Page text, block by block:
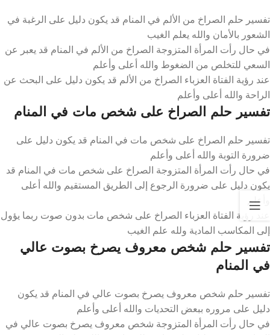
تفسير حلم الصراخ من الألم في المنام قد يكون دليل على الرغبة في
الشعور بالأمان والله يعلم الغيب
في حال رأت المرأة المتزوجة الصراخ من الألم في المنام قد يعبر عن
السعي للتخلص من الضغوط والله أعلى وأعلم
عند رؤية الفتاة العزباء الصراخ من الألم قد يكون دليل على البحث عن
الراحة والله أعلى وأعلم
تفسير حلم الصراخ على شخص مات في المنام
تفسير حلم الصراخ على شخص مات في المنام قد يكون دليل على
ضرورة التوبة والله أعلى وأعلم
في حال رأت المرأة المتزوجة الصراخ على شخص مات في المنام قد
يكون دليل على ضرورة الرجوع إلى الطريق المستقيم والله أعلى
وأعلم
عند رؤية الفتاة العزباء الصراخ على شخص مات بدون صوت ربما يؤول
إلى المكاسب المادية ولله علم الغيب
تفسير حلم شخص معروف يصرخ بصوت عالي
في المنام
تفسير حلم شخص معروف يصرخ بصوت عالي في المنام قد يكون
دليل على مروره ببعض التحديات والله أعلى وأعلم
في حال رأت المرأة المتزوجة شخص معروف يصرخ بصوت عالي في